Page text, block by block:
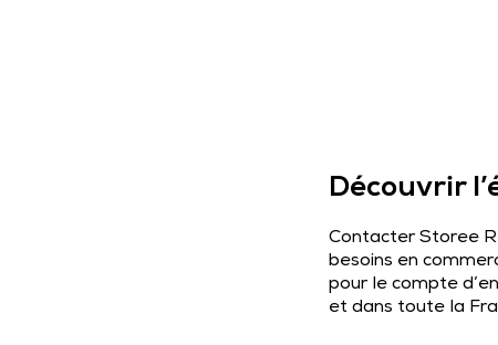
Découvrir
Contacter Storee
besoins en
pour le compte
et dans toute la